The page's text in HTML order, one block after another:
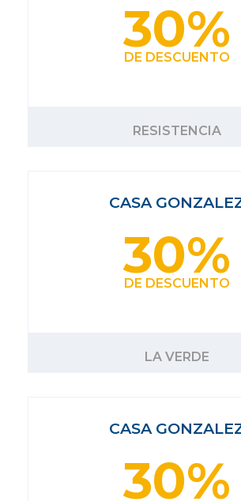
30%
DE DESCUENTO
RESISTENCIA
CASA
30%
DE DESCUENTO
LA VERDE
CASA
30%